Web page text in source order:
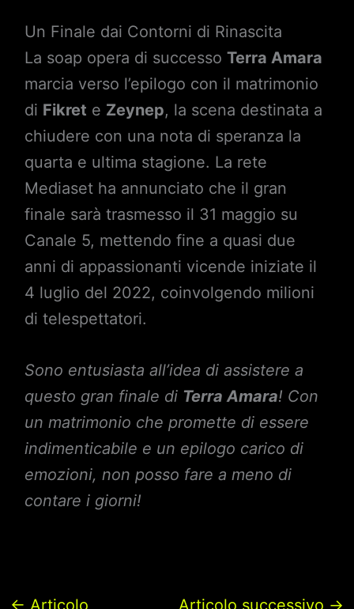
Un Finale dai Contorni di Rinascita
La soap opera di successo Terra Amara
marcia verso l’epilogo con il matrimonio
di Fikret e Zeynep, la scena destinata a
chiudere con una nota di speranza la
quarta e ultima stagione. La rete
Mediaset ha annunciato che il gran
finale sarà trasmesso il 31 maggio su
Canale 5, mettendo fine a quasi due
anni di appassionanti vicende iniziate il
4 luglio del 2022, coinvolgendo milioni
di telespettatori.
Sono entusiasta all’idea di assistere a
questo gran finale di Terra Amara! Con
un matrimonio che promette di essere
indimenticabile e un epilogo carico di
emozioni, non posso fare a meno di
contare i giorni!
← Articolo Articolo successivo →